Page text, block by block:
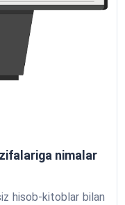
nimalar
hisob-kitoblar bilan